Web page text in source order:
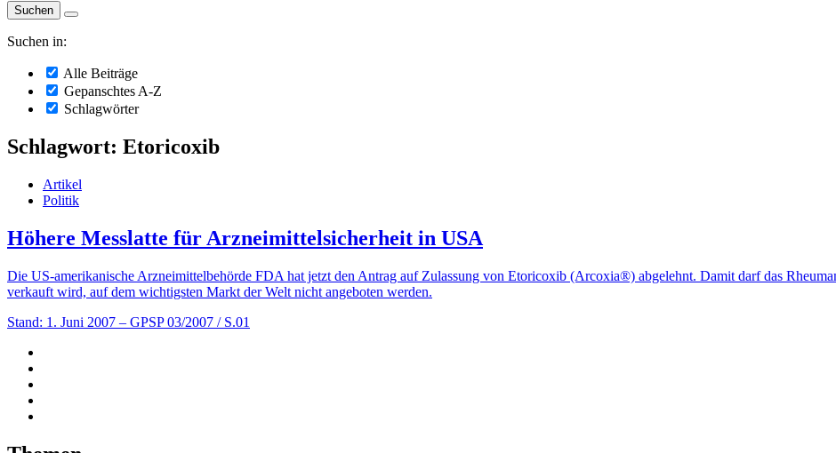
Suchen in:
Alle Beiträge
Gepanschtes A-Z
Schlagwörter
Schlagwort: Etoricoxib
Artikel
Politik
Höhere Messlatte für Arzneimittelsicherheit in USA
Die US-amerikanische Arzneimittelbehörde FDA hat jetzt den Antrag auf Zulassung von Etoricoxib (Arcoxia®) abgelehnt. Damit darf das
verkauft wird, auf dem wichtigsten Markt der Welt nicht angeboten werden.
Stand: 1. Juni 2007 – GPSP 03/2007 / S.01